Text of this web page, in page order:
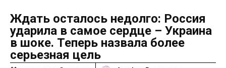
Ждать осталось недолго: Россия
ударила в самое сердце – Украина
в шоке. Теперь назвала более
серьезная цель